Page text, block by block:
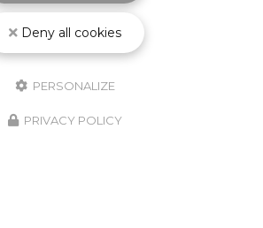
Deny all cookies
PERSONALIZE
PRIVACY POLICY